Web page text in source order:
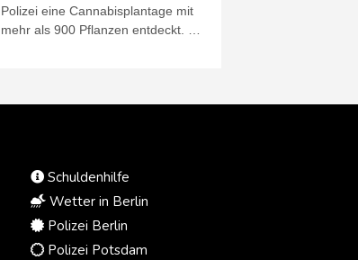
Polizei eine Cannabisplantage mit
mehr als 900 Pflanzen entdeckt. Ein
Staatsanwaltschaft am Freitag
aufmerksam geworden. Insgesamt
wurden am Donnerstag drei Objekte
im Rhein-Erft-Kreis durchsucht.
Schuldenhilfe
Wetter in Berlin
Polizei Berlin
Polizei Potsdam